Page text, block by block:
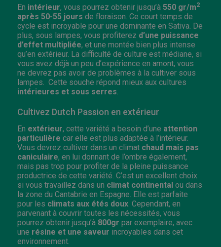
En intérieur, vous pourrez obtenir jusqu’à 550 gr/m2
après 50-55 jours de floraison. Ce court temps de
cycle est incroyable pour une dominante en Sativa. De
plus, sous lampes, vous profiterez d’une puissance
d’effet multipliée, et une montée bien plus intense
qu’en extérieur. La difficulté de culture est médiane, si
vous avez déjà un peu d’expérience en amont, vous
ne devrez pas avoir de problèmes à la cultiver sous
lampes. Cette souche répond mieux aux cultures
intérieures et sous serres.
Cultivez Dutch Passion en extérieur
En extérieur, cette variété a besoin d’une attention
particulière car elle est plus adaptée à l’intérieur.
Vous devrez cultiver dans un climat chaud mais pas
caniculaire, en lui donnant de l’ombre également,
mais pas trop pour profiter de la pleine puissance
productrice de cette variété. C’est un excellent choix
si vous travaillez dans un climat continental ou dans
la zone du Cantabrie en Espagne. Elle est parfaite
pour les climats aux étés doux. Cependant, en
parvenant à couvrir toutes les nécessités, vous
pourrez obtenir jusqu’à 800gr par exemplaire, avec
une résine et une saveur incroyables dans cet
environnement.